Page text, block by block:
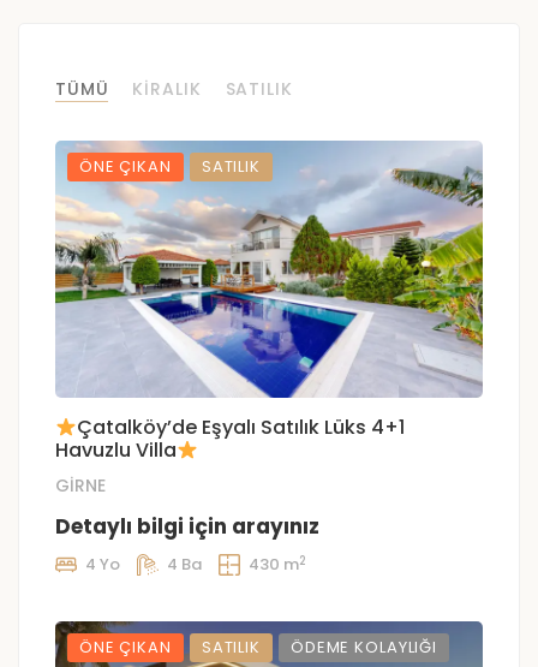
TÜMÜ KIRALIK SATILIK
ÖNE ÇIKAN SATILIK
Çatalköy’de Eşyalı Satılık Lüks 4+1
Havuzlu Villa
GİRNE
Detaylı bilgi için arayınız
4 Yo 4 Ba 430 m2
ÖNE ÇIKAN SATILIK ÖDEME KOLAYLIĞI